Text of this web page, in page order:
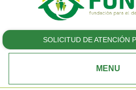
SOLICITUD DE ATENCIÓN
MENU